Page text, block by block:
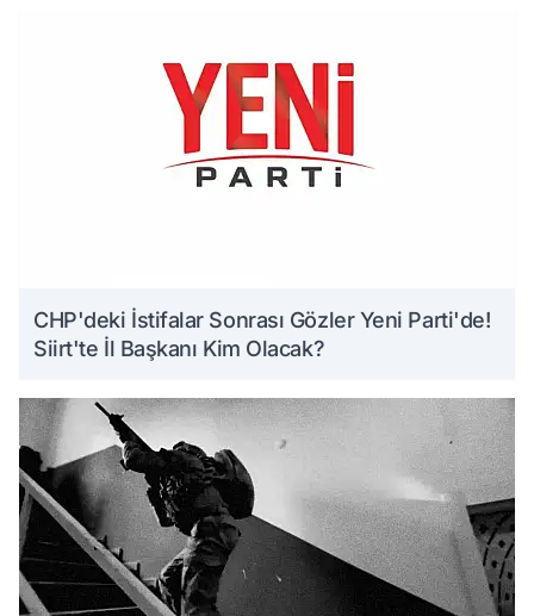
CHP'deki İstifalar Sonrası Gözler Yeni Parti'de!
Siirt'te İl Başkanı Kim Olacak?